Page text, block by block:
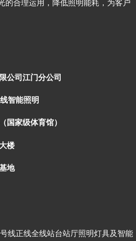
的合理运用，降低照明能耗，为客户
公司江门分公司
智能照明
国家级体育馆）
楼
地
线正线全线站台站厅照明灯具及智能